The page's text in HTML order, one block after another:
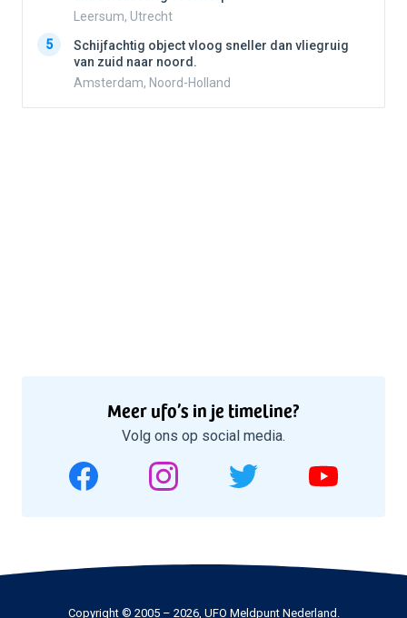
Leersum, Utrecht
5
Schijfachtig object vloog sneller dan vliegruig
van zuid naar noord.
Amsterdam, Noord-Holland
Meer ufo’s in je timeline?
Volg ons op social media.
Copyright © 2005 – 2026, UFO Meldpunt Nederland.